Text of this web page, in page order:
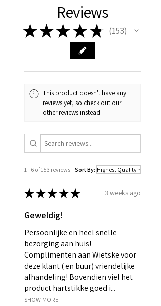
Reviews
★★★ ★ ★ 153
153
This product doesn't have any
reviews yet, so check out our
other reviews instead.
1 - 6 of 153 reviews Sort By:
★★★★★ 3 weeks ago
Geweldig!
Persoonlijke en heel snelle
bezorging aan huis!
Complimenten aan Wietske voor
deze klant ( en buur) vriendelijke
afhandeling! Bovendien viel het
product hartstikke goed i...
SHOW MORE